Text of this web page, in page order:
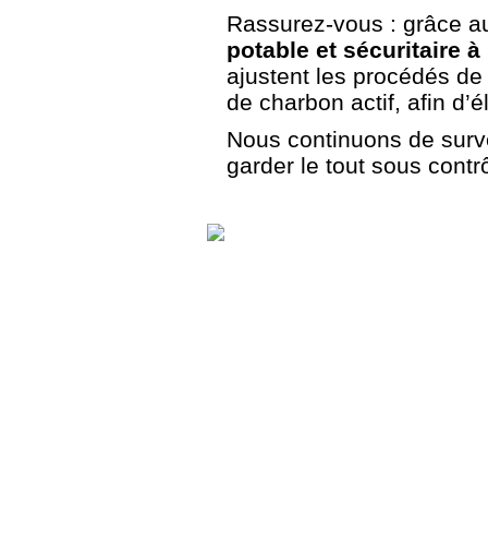
Rassurez-vous : grâce
potable et sécuritaire
ajustent les procédés
de charbon actif, afin
Nous continuons de
garder le tout sous